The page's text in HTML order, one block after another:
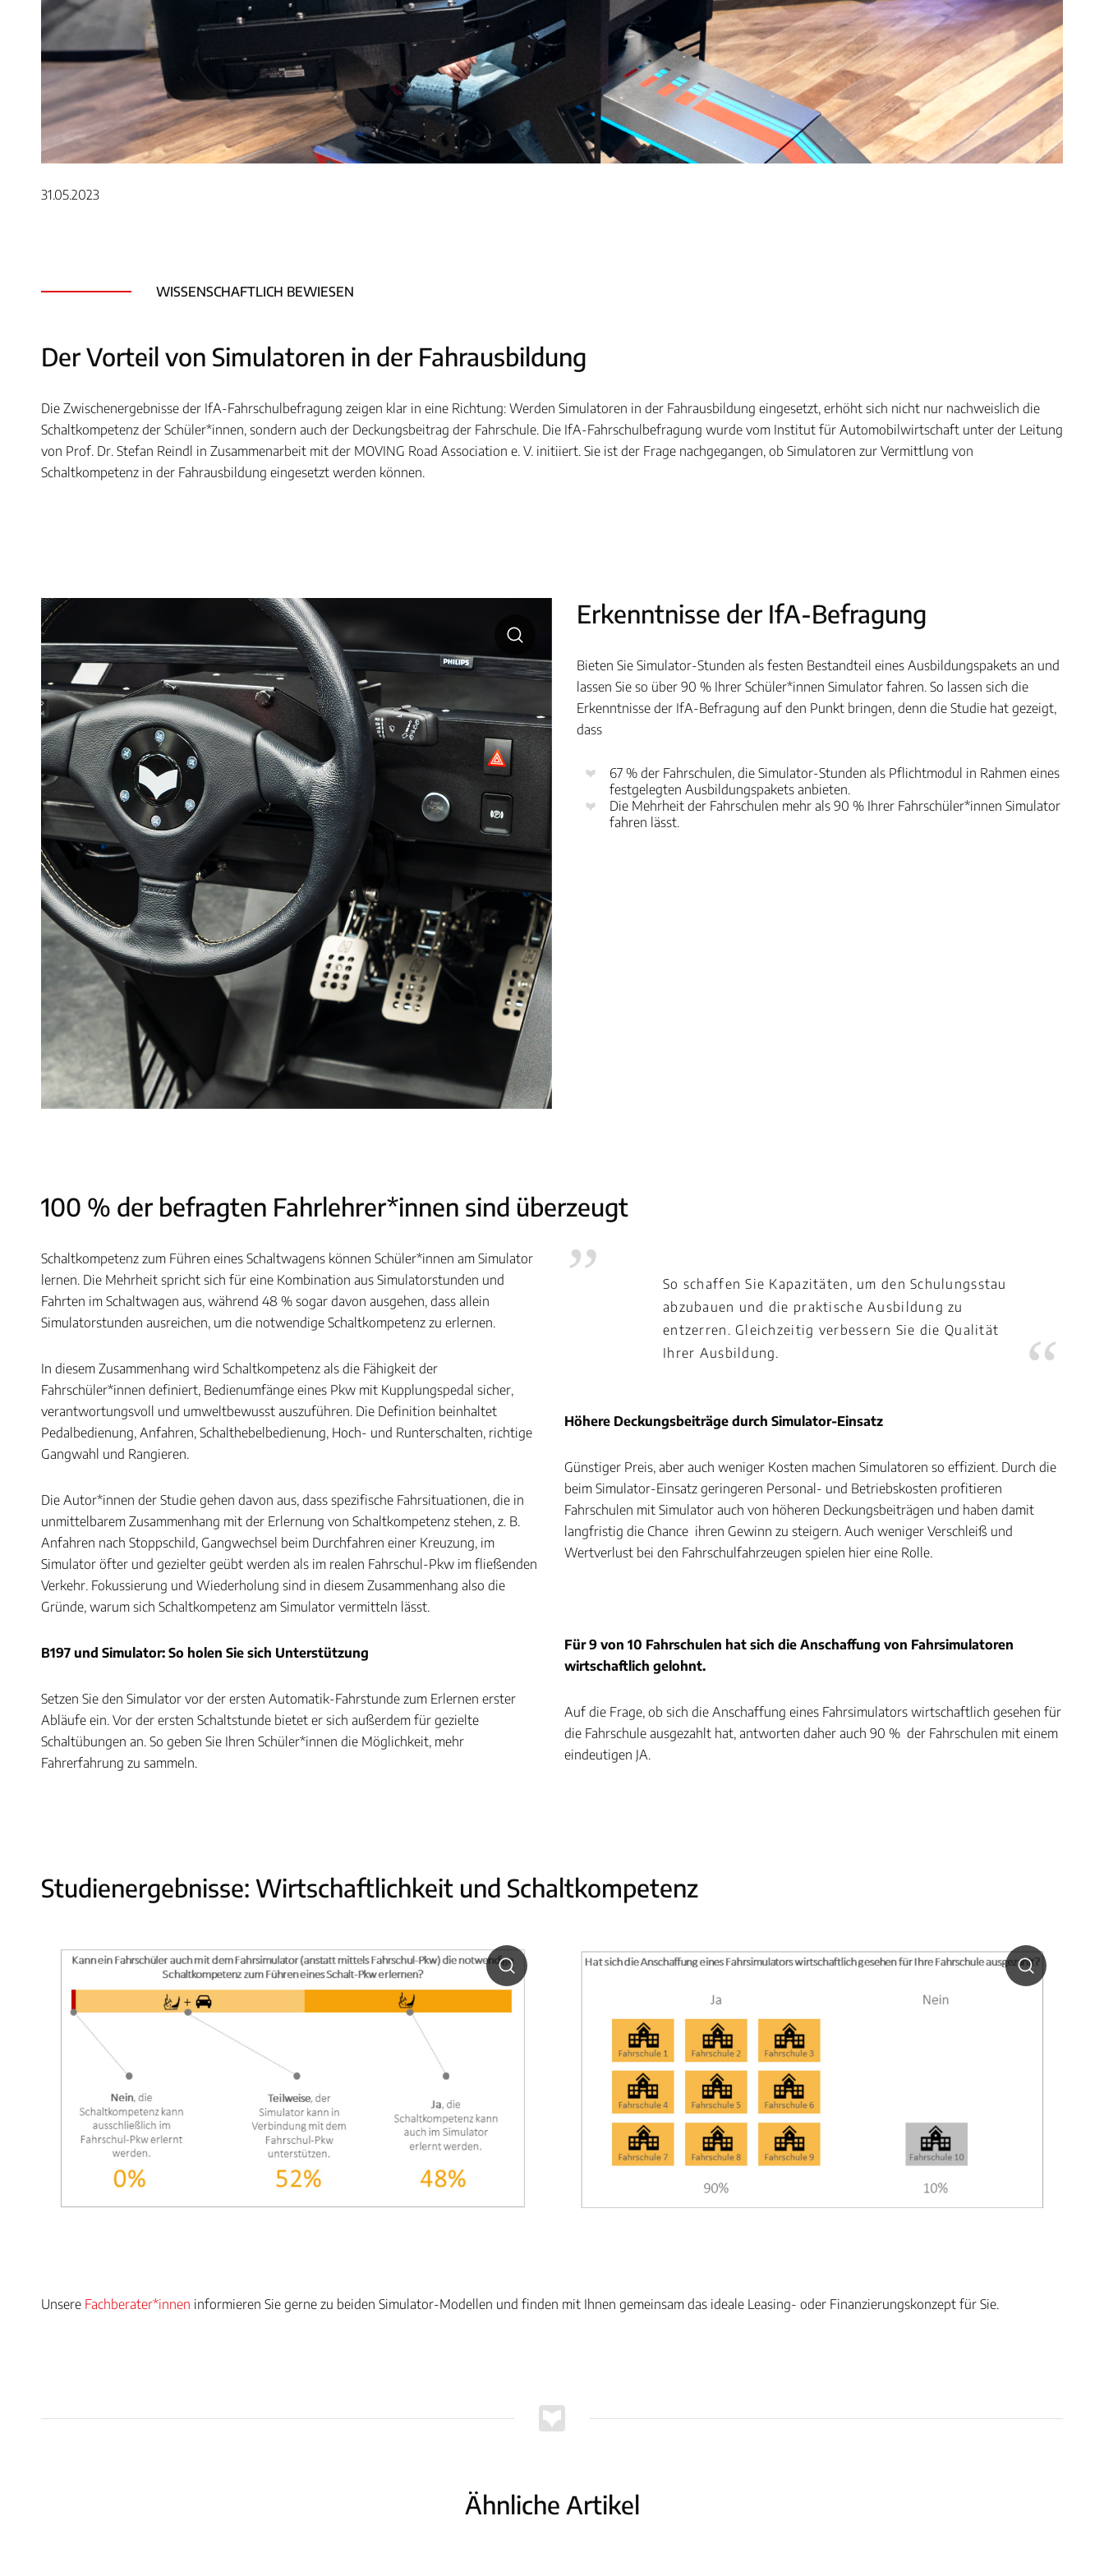
31.05.2023
WISSENSCHAFTLICH BEWIESEN
Der Vorteil von Simulatoren in der Fahrausbildung
Die Zwischenergebnisse der IfA-Fahrschulbefragung zeigen klar in eine Richtung: Werden Simulatoren in der Fahrausbildung eingesetzt, erhöht sich nicht nur nachweislich die
Schaltkompetenz der Schüler*innen, sondern auch der Deckungsbeitrag der Fahrschule. Die IfA-Fahrschulbefragung wurde vom Institut für Automobilwirtschaft unter der Leitung
von Prof. Dr. Stefan Reindl in Zusammenarbeit mit der MOVING Road Association e. V. initiiert. Sie ist der Frage nachgegangen, ob Simulatoren zur Vermittlung von
Schaltkompetenz in der Fahrausbildung eingesetzt werden können.
Erkenntnisse der IfA-Befragung
Bieten Sie Simulator-Stunden als festen Bestandteil eines Ausbildungspakets an und
lassen Sie so über 90 % Ihrer Schüler*innen Simulator fahren. So lassen sich die
Erkenntnisse der IfA-Befragung auf den Punkt bringen, denn die Studie hat gezeigt,
dass
67 % der Fahrschulen, die Simulator-Stunden als Pflichtmodul in Rahmen eines
festgelegten Ausbildungspakets anbieten.
Die Mehrheit der Fahrschulen mehr als 90 % Ihrer Fahrschüler*innen Simulator
fahren lässt.
100 % der befragten Fahrlehrer*innen sind überzeugt
Schaltkompetenz zum Führen eines Schaltwagens können Schüler*innen am Simulator
lernen. Die Mehrheit spricht sich für eine Kombination aus Simulatorstunden und
Fahrten im Schaltwagen aus, während 48 % sogar davon ausgehen, dass allein
Simulatorstunden ausreichen, um die notwendige Schaltkompetenz zu erlernen.
In diesem Zusammenhang wird Schaltkompetenz als die Fähigkeit der
Fahrschüler*innen definiert, Bedienumfänge eines Pkw mit Kupplungspedal sicher,
verantwortungsvoll und umweltbewusst auszuführen. Die Definition beinhaltet
Pedalbedienung, Anfahren, Schalthebelbedienung, Hoch- und Runterschalten, richtige
Gangwahl und Rangieren.
Die Autor*innen der Studie gehen davon aus, dass spezifische Fahrsituationen, die in
unmittelbarem Zusammenhang mit der Erlernung von Schaltkompetenz stehen, z. B.
Anfahren nach Stoppschild, Gangwechsel beim Durchfahren einer Kreuzung, im
Simulator öfter und gezielter geübt werden als im realen Fahrschul-Pkw im fließenden
Verkehr. Fokussierung und Wiederholung sind in diesem Zusammenhang also die
Gründe, warum sich Schaltkompetenz am Simulator vermitteln lässt.
B197 und Simulator: So holen Sie sich Unterstützung
Setzen Sie den Simulator vor der ersten Automatik-Fahrstunde zum Erlernen erster
Abläufe ein. Vor der ersten Schaltstunde bietet er sich außerdem für gezielte
Schaltübungen an. So geben Sie Ihren Schüler*innen die Möglichkeit, mehr
Fahrerfahrung zu sammeln.
So schaffen Sie Kapazitäten, um den Schulungsstau
abzubauen und die praktische Ausbildung zu
entzerren. Gleichzeitig verbessern Sie die Qualität
Ihrer Ausbildung.
Höhere Deckungsbeiträge durch Simulator-Einsatz
Günstiger Preis, aber auch weniger Kosten machen Simulatoren so effizient. Durch die
beim Simulator-Einsatz geringeren Personal- und Betriebskosten profitieren
Fahrschulen mit Simulator auch von höheren Deckungsbeiträgen und haben damit
langfristig die Chance ihren Gewinn zu steigern. Auch weniger Verschleiß und
Wertverlust bei den Fahrschulfahrzeugen spielen hier eine Rolle.
Für 9 von 10 Fahrschulen hat sich die Anschaffung von Fahrsimulatoren
wirtschaftlich gelohnt.
Auf die Frage, ob sich die Anschaffung eines Fahrsimulators wirtschaftlich gesehen für
die Fahrschule ausgezahlt hat, antworten daher auch 90 % der Fahrschulen mit einem
eindeutigen JA.
Studienergebnisse: Wirtschaftlichkeit und Schaltkompetenz
Unsere Fachberater*innen informieren Sie gerne zu beiden Simulator-Modellen und finden mit Ihnen gemeinsam das ideale Leasing- oder Finanzierungskonzept für Sie.
Ähnliche Artikel